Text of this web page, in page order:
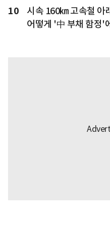
10
시속 160㎞ 고속철
어떻게 '中 부채 함정'